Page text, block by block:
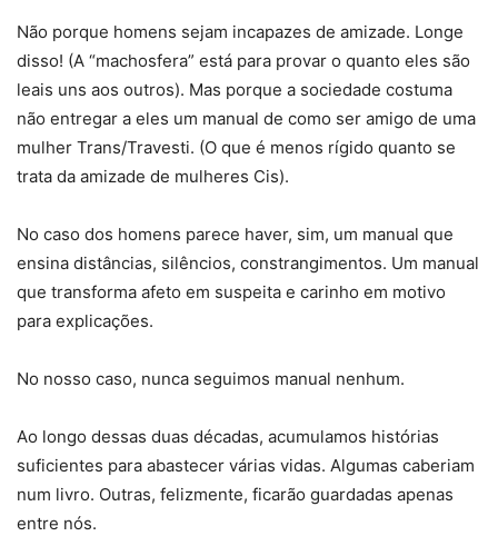
Não porque homens sejam incapazes de amizade. Longe
disso! (A “machosfera” está para provar o quanto eles são
leais uns aos outros). Mas porque a sociedade costuma
não entregar a eles um manual de como ser amigo de uma
mulher Trans/Travesti. (O que é menos rígido quanto se
trata da amizade de mulheres Cis).
No caso dos homens parece haver, sim, um manual que
ensina distâncias, silêncios, constrangimentos. Um manual
que transforma afeto em suspeita e carinho em motivo
para explicações.
No nosso caso, nunca seguimos manual nenhum.
Ao longo dessas duas décadas, acumulamos histórias
suficientes para abastecer várias vidas. Algumas caberiam
num livro. Outras, felizmente, ficarão guardadas apenas
entre nós.